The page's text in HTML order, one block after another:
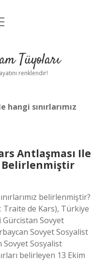
Tüyoları
renklendir!
hangi sınırlarımız
Antlaşması Ile
Belirlenmiştir
belirlenmiştir?
Traite de Kars), Türkiye
Sovyet
Sovyet Sosyalist
Sosyalist
belirleyen 13 Ekim